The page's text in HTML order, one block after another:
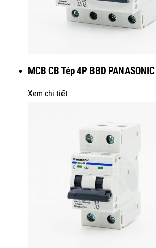
MCB CB Tép 4P BBD PANASONIC
Xem chi tiết